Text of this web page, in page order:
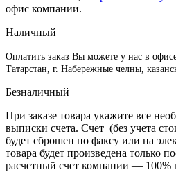
офис компании.
Наличный
Оплатить заказ Вы можете у нас в
Татарстан, г. Набережные челны,
Безналичный
При заказе товара укажите все
выписки счета. Счет (без учета
будет сброшен по факсу или на
товара будет произведена только
расчетный счет компании — 100%